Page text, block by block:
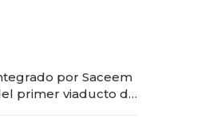
por Saceem
primer viaducto de